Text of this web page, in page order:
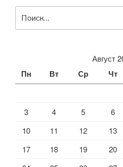
Август
Пн Вт Ср Чт
3
4 5 6
10
11 12 13
17
18 19 20